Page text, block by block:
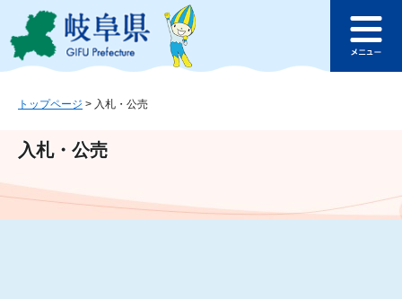
ジ
ュ
文
このページの本文へ
ュ
トップページ > 入札・公売
入札・公売